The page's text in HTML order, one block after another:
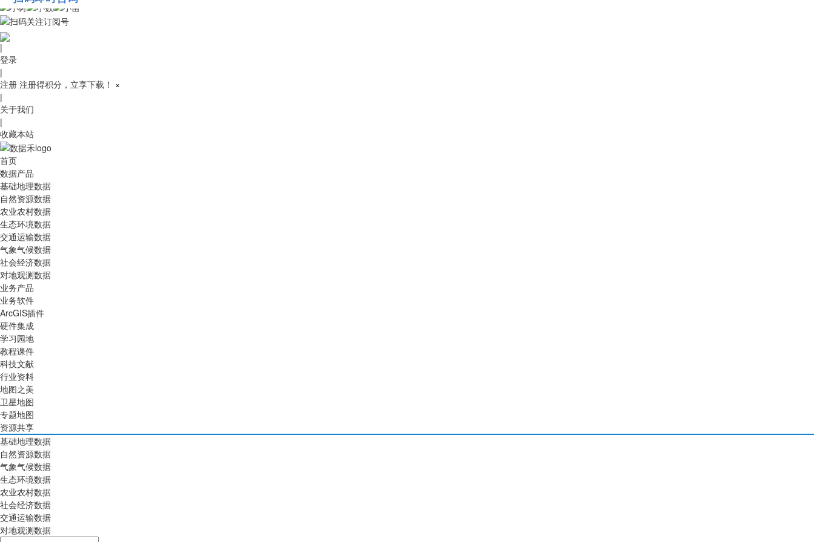
010-53689091
|
登录
|
注册 注册得积分，立享下载！ ×
|
关于我们
|
收藏本站
首页
数据产品
基础地理数据
自然资源数据
农业农村数据
生态环境数据
交通运输数据
气象气候数据
社会经济数据
对地观测数据
业务产品
业务软件
ArcGIS插件
硬件集成
学习园地
教程课件
科技文献
行业资料
地图之美
卫星地图
专题地图
资源共享
基础地理数据
自然资源数据
气象气候数据
生态环境数据
农业农村数据
社会经济数据
交通运输数据
对地观测数据